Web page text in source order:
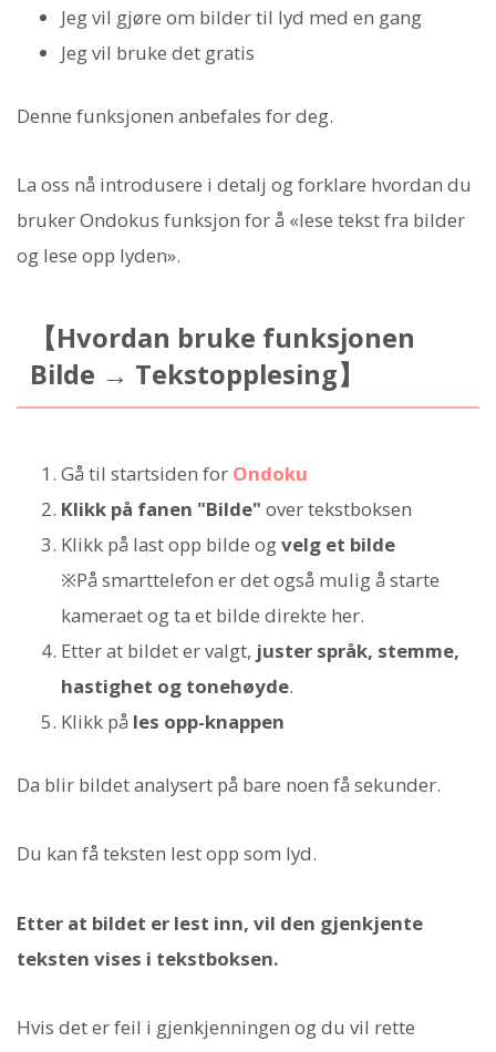
Jeg vil gjøre om bilder til lyd med en gang
Jeg vil bruke det gratis
Denne funksjonen anbefales for deg.
La oss nå introdusere i detalj og forklare hvordan du
bruker Ondokus funksjon for å «lese tekst fra bilder
og lese opp lyden».
【Hvordan bruke funksjonen
Bilde → Tekstopplesing】
Gå til startsiden for Ondoku
Klikk på fanen "Bilde" over tekstboksen
Klikk på last opp bilde ogvelg et bilde
※På smarttelefon er det også mulig å starte
kameraet og ta et bilde direkte her.
Etter at bildet er valgt, juster språk, stemme,
hastighet og tonehøyde.
Klikk på les opp-knappen
Da blir bildet analysert på bare noen få sekunder.
Du kan få teksten lest opp som lyd.
Etter at bildet er lest inn, vil den gjenkjente
teksten vises i tekstboksen.
Hvis det er feil i gjenkjenningen og du vil rette